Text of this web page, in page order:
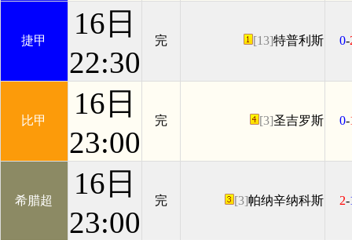
捷甲
16日
22:30
完 [13]特普利斯 0-
比甲
16日
23:00
完 [3]圣吉罗斯 0-
希腊超
16日
23:00
完 [3]帕纳辛纳科斯 2-